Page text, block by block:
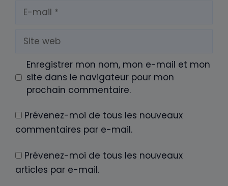
mail
Site
web
Enregistrer mon nom, mon e-mail et mon
site dans le navigateur pour mon
prochain commentaire.
Prévenez-moi de tous les nouveaux
commentaires par e-mail.
Prévenez-moi de tous les nouveaux
articles par e-mail.